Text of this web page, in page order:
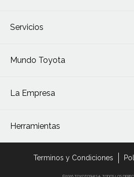
Servicios
Mundo Toyota
La Empresa
Herramientas
Terminos y Condiciones